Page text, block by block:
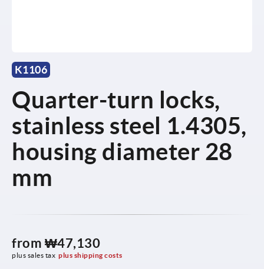
K1106
Quarter-turn locks,
stainless steel 1.4305,
housing diameter 28
mm
from ₩47,130
plus sales tax plus shipping costs